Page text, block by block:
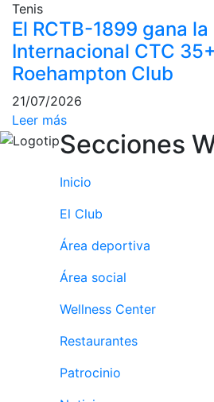
d'Honor
Histórico del
Campeonato
Social
Normativa
Otros deportes
Área social
Activitats
Salidas
culturales
Talks
Calendario de
Tenis
El RCTB-1899 gana
Internacional CTC
Roehampton Club
21/07/2026
Leer más
Secciones
Inicio
El Club
Área deportiva
Área social
Wellness Center
Restaurantes
Patrocinio